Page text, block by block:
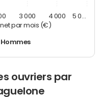
par mois (€)
Hommes
3 000 4 000 5 0…
ouvriers par